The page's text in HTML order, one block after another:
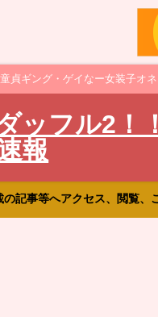
貞ギング・ゲイなー女装子オ
ッフル2！
報
記事等へアクセス、閲覧、